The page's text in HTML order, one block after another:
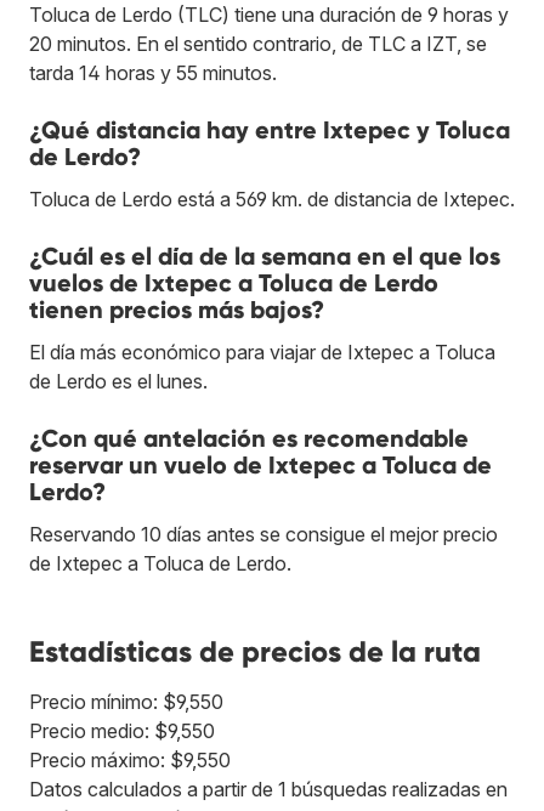
Toluca de Lerdo (TLC) tiene una duración de 9 horas y
20 minutos. En el sentido contrario, de TLC a IZT, se
tarda 14 horas y 55 minutos.
¿Qué distancia hay entre Ixtepec y Toluca
de Lerdo?
Toluca de Lerdo está a 569 km. de distancia de Ixtepec.
¿Cuál es el día de la semana en el que los
vuelos de Ixtepec a Toluca de Lerdo
tienen precios más bajos?
El día más económico para viajar de Ixtepec a Toluca
de Lerdo es el lunes.
¿Con qué antelación es recomendable
reservar un vuelo de Ixtepec a Toluca de
Lerdo?
Reservando 10 días antes se consigue el mejor precio
de Ixtepec a Toluca de Lerdo.
Estadísticas de precios de la ruta
Precio mínimo: $9,550
Precio medio: $9,550
Precio máximo: $9,550
Datos calculados a partir de 1 búsquedas realizadas en